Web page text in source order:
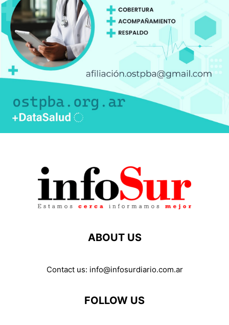
ABOUT US
Contact us: info@infosurdiario.com.ar
FOLLOW US